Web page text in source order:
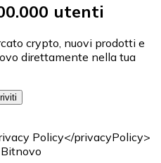
utenti
crypto, nuovi prodotti e
direttamente nella tua
Policy</privacyPolicy>